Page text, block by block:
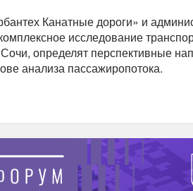
Канатные дороги» и
исследование
определят перспективные
анализа пассажиропотока.